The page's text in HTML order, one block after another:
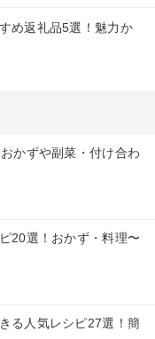
め返礼品5選！魅力か
かずや副菜・付け合わ
20選！おかず・料理〜
る人気レシピ27選！簡